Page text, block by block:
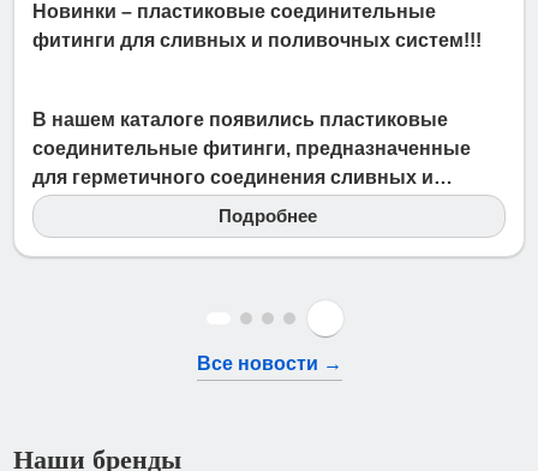
Новинки – пластиковые соединительные
фитинги для сливных и поливочных систем!!!
В нашем каталоге появились пластиковые
соединительные фитинги, предназначенные
для герметичного соединения сливных и…
Подробнее
Все новости →
Наши бренды